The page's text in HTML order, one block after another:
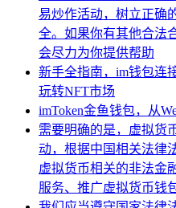
易炒作活动，树立正确
全。如果你有其他合法
会尽力为你提供帮助
新手全指南，im钱包连
玩转NFT市场
imToken金鱼钱包，从
需要明确的是，虚拟货
动，根据中国相关法律
虚拟货币相关的非法金
服务、推广虚拟货币钱